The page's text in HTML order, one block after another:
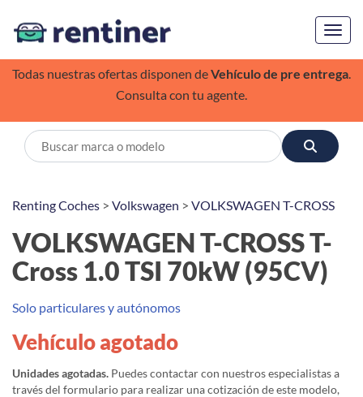
Todas nuestras ofertas disponen deVehículo de pre entrega.
Consulta con tu agente.
Renting Coches > Volkswagen > VOLKSWAGEN T-CROSS
VOLKSWAGEN T-CROSS T-
Cross 1.0 TSI 70kW (95CV)
Solo particulares y autónomos
Vehículo agotado
Unidades agotadas. Puedes contactar con nuestros especialistas a
través del formulario para realizar una cotización de este modelo,